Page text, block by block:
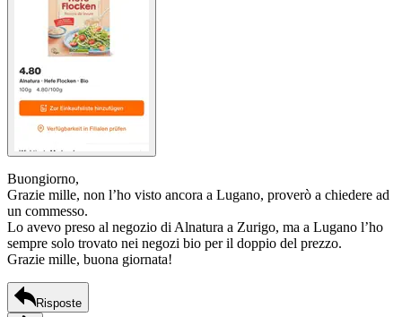
Buongiorno,
Grazie mille, non l’ho visto ancora a Lugano, proverò a chiedere ad
un commesso.
Lo avevo preso al negozio di Alnatura a Zurigo, ma a Lugano l’ho
sempre solo trovato nei negozi bio per il doppio del prezzo.
Grazie mille, buona giornata!
Risposte